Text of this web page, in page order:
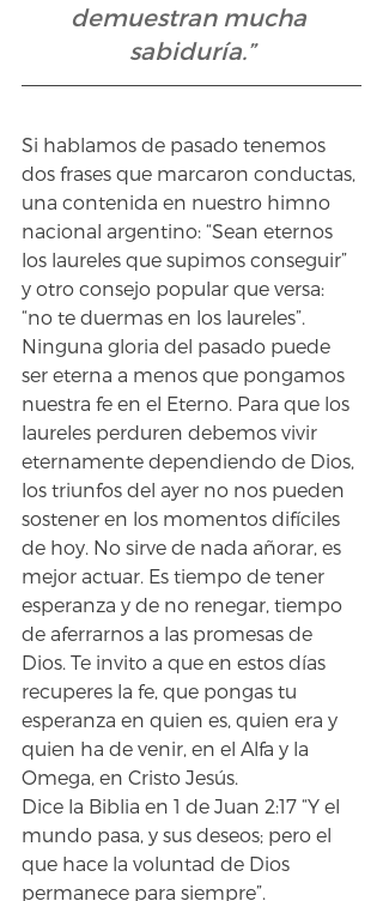
demuestran mucha
sabiduría.”
Si hablamos de pasado tenemos
dos frases que marcaron conductas,
una contenida en nuestro himno
nacional argentino: “Sean eternos
los laureles que supimos conseguir”
y otro consejo popular que versa:
“no te duermas en los laureles”.
Ninguna gloria del pasado puede
ser eterna a menos que pongamos
nuestra fe en el Eterno. Para que los
laureles perduren debemos vivir
eternamente dependiendo de Dios,
los triunfos del ayer no nos pueden
sostener en los momentos difíciles
de hoy. No sirve de nada añorar, es
mejor actuar. Es tiempo de tener
esperanza y de no renegar, tiempo
de aferrarnos a las promesas de
Dios. Te invito a que en estos días
recuperes la fe, que pongas tu
esperanza en quien es, quien era y
quien ha de venir, en el Alfa y la
Omega, en Cristo Jesús.
Dice la Biblia en 1 de Juan 2:17 “Y el
mundo pasa, y sus deseos; pero el
que hace la voluntad de Dios
permanece para siempre”.